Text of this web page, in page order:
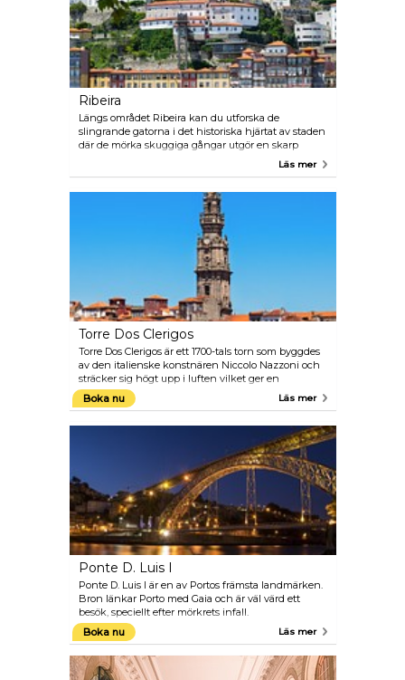
Ribeira
Längs området Ribeira kan du utforska de
slingrande gatorna i det historiska hjärtat av staden
där de mörka skuggiga gångar utgör en skarp
kontrast till de ljusa färgglada fasaderna på många
restauranger och nattklubbar öppnar sina dörrar.
Läs mer
Torre Dos Clerigos
Torre Dos Clerigos är ett 1700-tals torn som byggdes
av den italienske konstnären Niccolo Nazzoni och
sträcker sig högt upp i luften vilket ger en
fantastisk utsikt när du väl tagit de 240 stegen till
toppen. Nazzoni valde också att bli begravd i
Boka nu Läs mer
Ponte D. Luis I
Ponte D. Luis I är en av Portos främsta landmärken.
Bron länkar Porto med Gaia och är väl värd ett
besök, speciellt efter mörkrets infall.
Boka nu
Läs mer